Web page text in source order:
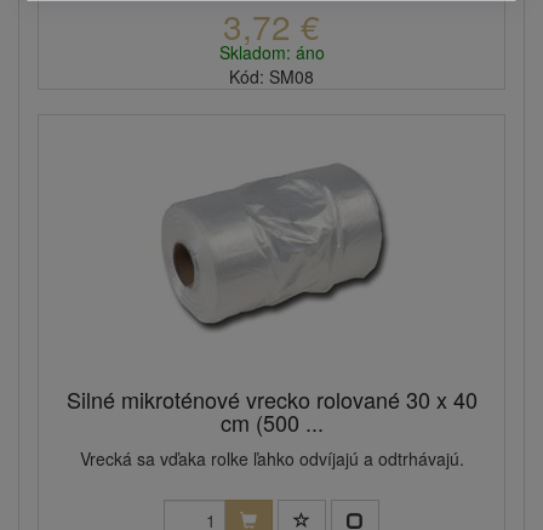
3,72 €
Skladom: áno
Kód: SM08
Silné mikroténové vrecko rolované 30 x 40
cm (500 ...
Vrecká sa vďaka rolke ľahko odvíjajú a odtrhávajú.